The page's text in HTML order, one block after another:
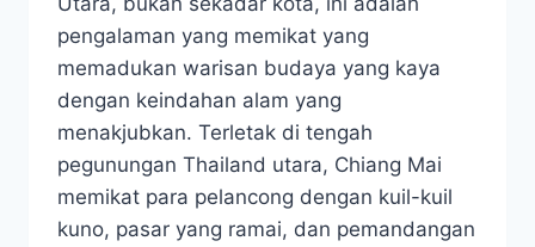
pengalaman yang memikat yang
memadukan warisan budaya yang kaya
dengan keindahan alam yang
menakjubkan. Terletak di tengah
pegunungan Thailand utara, Chiang Mai
memikat para pelancong dengan kuil-kuil
kuno, pasar yang ramai, dan pemandangan